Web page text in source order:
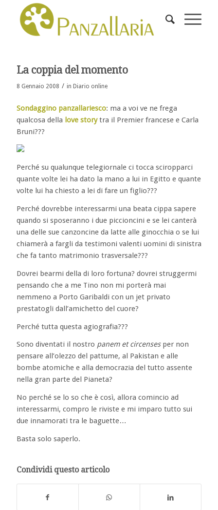
La coppia del momento
8 Gennaio 2008 / in Diario online
Sondaggino panzallariesco: ma a voi ve ne frega
qualcosa della love storytra il Premier francese e Carla
Bruni???
Perché su qualunque telegiornale ci tocca sciropparci
quante volte lei ha dato la mano a lui in Egitto e quante
volte lui ha chiesto a lei di fare un figlio???
Perché dovrebbe interessarmi una beata cippa sapere
quando si sposeranno i due piccioncini e se lei canterà
una delle sue canzoncine da latte alle ginocchia o se lui
chiamerà a fargli da testimoni valenti uomini di sinistra
che fa tanto matrimonio trasversale???
Dovrei bearmi della di loro fortuna? dovrei struggermi
pensando che a me Tino non mi porterà mai
nemmeno a Porto Garibaldi con un jet privato
prestatogli dall’amichetto del cuore?
Perché tutta questa agiografia???
Sono diventati il nostro panem et circensesper non
pensare all’olezzo del pattume, al Pakistan e alle
bombe atomiche e alla democrazia del tutto assente
nella gran parte del Pianeta?
No perché se lo so che è così, allora comincio ad
interessarmi, compro le riviste e mi imparo tutto sui
due innamorati tra le baguette…
Basta solo saperlo.
Condividi questo articolo